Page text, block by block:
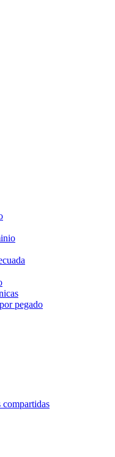
pegado
compartidas